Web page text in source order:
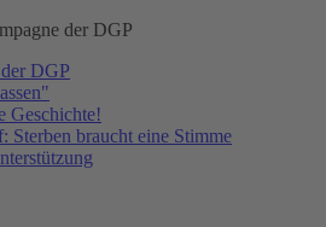
der DGP
DGP
Geschichte!
Sterben braucht eine Stimme